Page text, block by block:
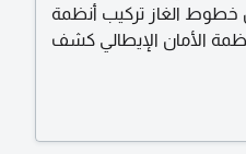
خطوط الغاز تركيب أنظمة
الأمان الإيطالي كشف